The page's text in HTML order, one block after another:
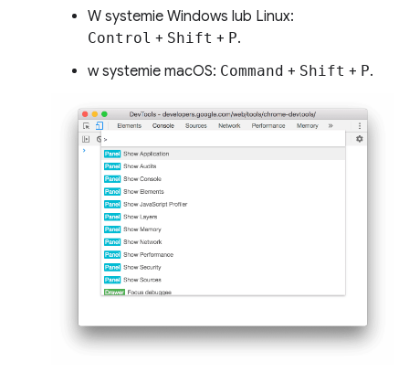
W systemie Windows lub Linux:
Control + Shift + P.
w systemie macOS: Command + Shift + P.